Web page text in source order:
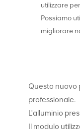
utilizzare
Possiamo
migliorare
Questo nuovo
professionale.
L'alluminio
Il modulo